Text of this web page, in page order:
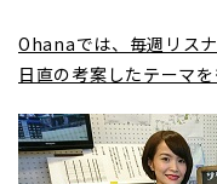
Ohanaでは、毎週リス
日直の考案したテーマ